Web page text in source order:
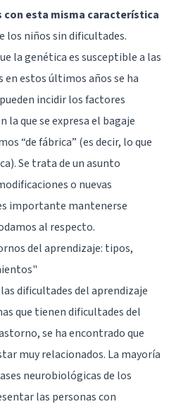
con esta misma característica
los niños sin dificultades.
la genética es susceptible a las
en estos últimos años se ha
incidir los factores
que se expresa el bagaje
“de fábrica” (es decir, lo que
Se trata de un asunto
o nuevas
importante mantenerse
al respecto.
del aprendizaje: tipos,
dificultades del aprendizaje
que tienen dificultades del
se ha encontrado que
muy relacionados. La mayoría
neurobiológicas de los
las personas con